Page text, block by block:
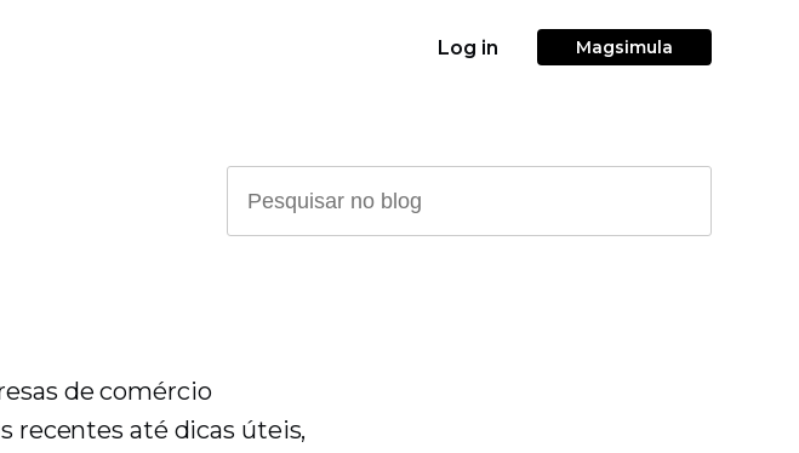
Log in Magsimula
de comércio
recentes até dicas úteis,